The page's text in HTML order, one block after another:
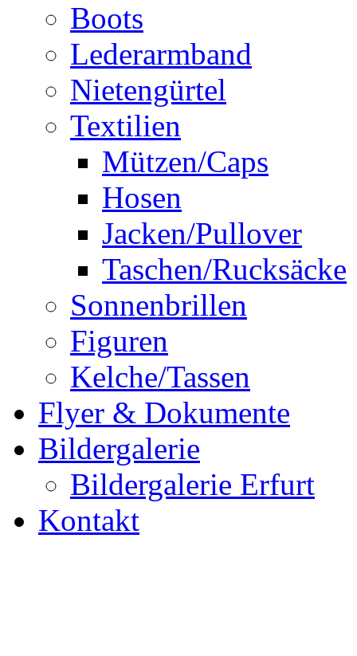
Boots
Lederarmband
Nietengürtel
Textilien
Mützen/Caps
Hosen
Jacken/Pullover
Taschen/Rucksäcke
Sonnenbrillen
Figuren
Kelche/Tassen
Flyer & Dokumente
Bildergalerie
Bildergalerie Erfurt
Kontakt